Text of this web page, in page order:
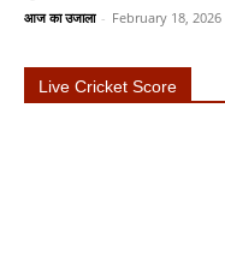
आज का उजाला - February 18, 2026
Live Cricket Score